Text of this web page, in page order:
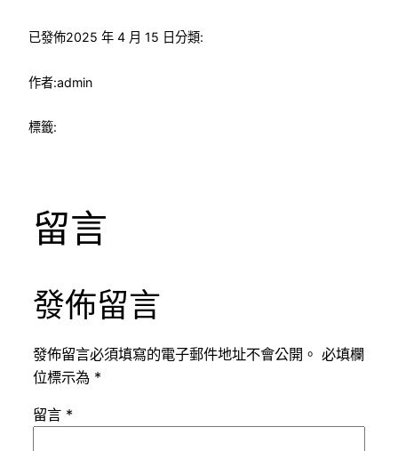
已發佈2025 年 4 月 15 日分類:
作者:admin
標籤:
留言
發佈留言
發佈留言必須填寫的電子郵件地址不會公開。 必填欄
位標示為 *
留言 *